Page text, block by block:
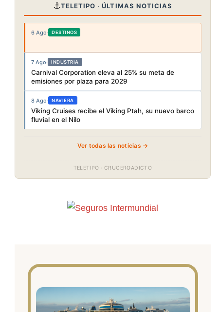
⚓TELETIPO · ÚLTIMAS NOTICIAS
6 Ago· DESTINOS
7 Ago· INDUSTRIA
Carnival Corporation eleva al 25% su meta de
emisiones por plaza para 2029
8 Ago· NAVIERA
Viking Cruises recibe el Viking Ptah, su nuevo barco
fluvial en el Nilo
Ver todas las noticias →
TELETIPO · CRUCEROADICTO